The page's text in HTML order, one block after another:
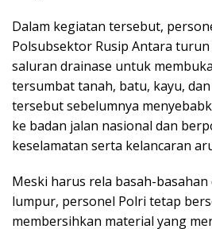
Dalam kegiatan tersebut,
Polsubsektor Rusip Antara
saluran drainase untuk
tersumbat tanah, batu, kayu,
tersebut sebelumnya
ke badan jalan nasional dan
keselamatan serta kelancaran
Meski harus rela basah-
lumpur, personel Polri tetap
membersihkan material yang